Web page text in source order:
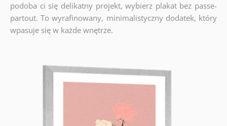
podoba ci się delikatny projekt, wybierz plakat bez passe-
partout. To wyrafinowany, minimalistyczny dodatek, który
wpasuje się w każde wnętrze.